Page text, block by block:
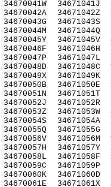
34670041W
34670042A
34670043G
34670044M
34670045Y
34670046F
34670047P
34670048D
34670049X
34670050B
34670051N
34670052J
34670053Z
34670054S
34670055Q
34670056V
34670057H
34670058L
34670059C
34670060K
34670061E
34671041J
34671042Z
34671043S
34671044Q
34671045V
34671046H
34671047L
34671048C
34671049K
34671050E
34671051T
34671052R
34671053W
34671054A
34671055G
34671056M
34671057Y
34671058F
34671059P
34671060D
34671061X